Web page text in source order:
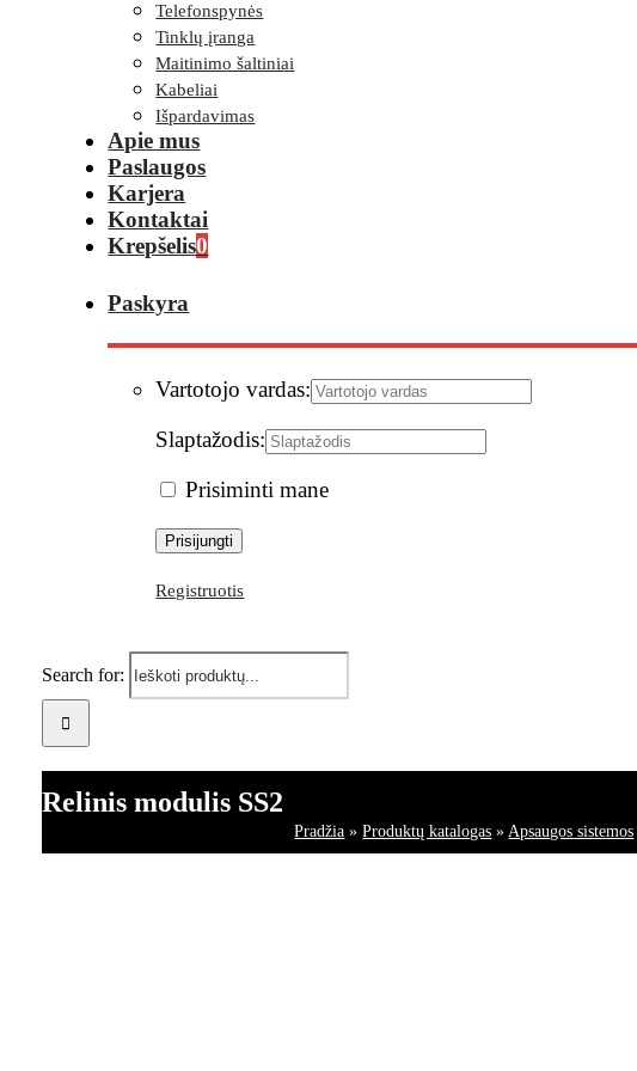
Telefonspynės
Tinklų įranga
Maitinimo šaltiniai
Kabeliai
Išpardavimas
Apie mus
Paslaugos
Karjera
Kontaktai
Krepšelis0
Paskyra
Vartotojo vardas:
Slaptažodis:
Prisiminti mane
Registruotis
Search for:
Relinis modulis SS2
Pradžia »Produktų katalogas »Apsaugos sistemos